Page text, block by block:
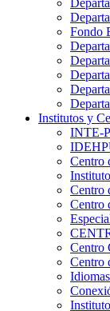
Fondo
Institutos y
INTE-
Centro
Centro
Centro
Centro
Centro